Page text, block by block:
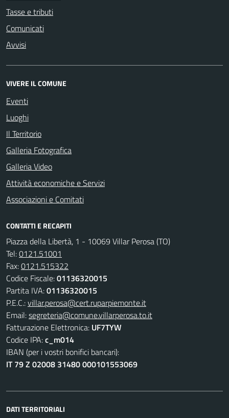
Tasse e tributi
Comunicati
Avvisi
VIVERE IL COMUNE
Eventi
Luoghi
Il Territorio
Galleria Fotografica
Galleria Video
Attività economiche e Servizi
Associazioni e Comitati
CONTATTI E RECAPITI
Piazza della Libertà, 1 - 10069 Villar Perosa (TO)
Tel:0121.51001
Fax:0121.515322
Codice Fiscale:01136320015
Partita IVA:01136320015
P.E.C.:villar.perosa@cert.ruparpiemonte.it
Email:segreteria@comune.villarperosa.to.it
Fatturazione Elettronica: UF7TYW
Codice IPA:c_m014
IBAN (per i vostri bonifici bancari):
IT 79 Z 02008 31480 000101553069
DATI TERRITORIALI